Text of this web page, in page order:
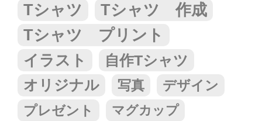
Tシャツ
Tシャツ 作成
Tシャツ プリント
イラスト 自作Tシャツ
オリジナル 写真
デザイン
プレゼント
マグカップ